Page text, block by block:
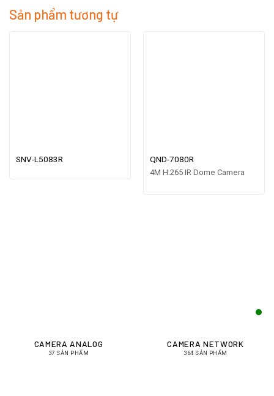
Sản phẩm tương tự
SNV-L5083R QND-7080R
4M H.265 IR Dome Camera
CAMERA ANALOG
37 SẢN PHẨM
CAMERA NETWORK
364 SẢN PHẨM